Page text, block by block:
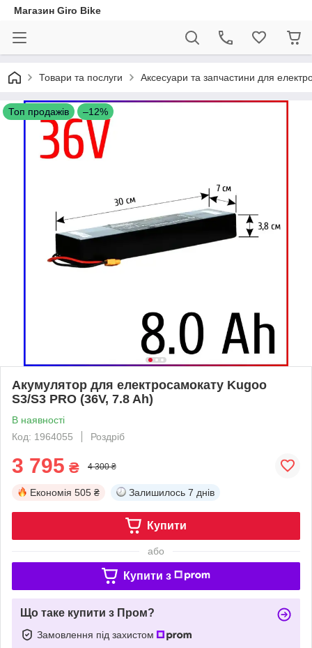
Магазин Giro Bike
Товари та послуги Аксесуари та запчастини для
Топ продажів –12%
Акумулятор для електросамокату Kugoo
S3/S3 PRO (36V, 7.8 Ah)
В наявності
Код: 1964055
Роздріб
3 795 ₴ 4 300 ₴
Економія 505 ₴ Залишилось 7 днів
Купити
або
Купити з
Що таке купити з Пром?
Замовлення під захистом